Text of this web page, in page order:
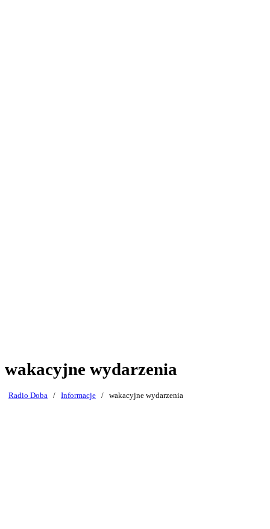
wakacyjne wydarzenia
Radio Doba / Informacje / wakacyjne wydarzenia